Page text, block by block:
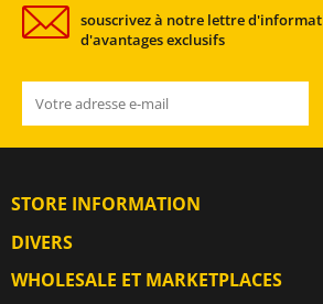
souscrivez à notre lettre
d'avantages exclusifs
STORE INFORMATION
DIVERS
WHOLESALE ET MARKETPLACES